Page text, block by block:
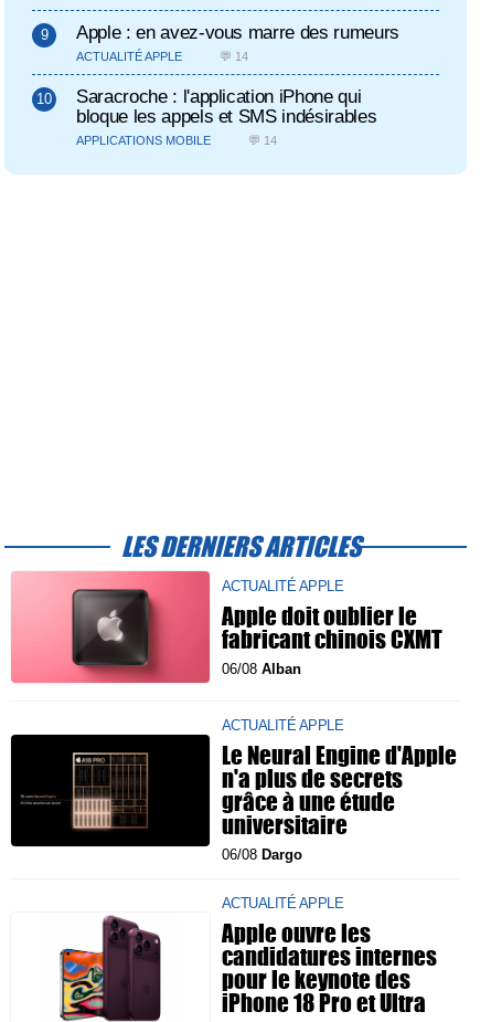
Apple : en avez-vous marre des rumeurs
ACTUALITÉ APPLE 💬 14
Saracroche : l'application iPhone qui
bloque les appels et SMS indésirables
APPLICATIONS MOBILE 💬 14
LES DERNIERS ARTICLES
ACTUALITÉ APPLE
Apple doit oublier le
fabricant chinois CXMT
06/08 Alban
ACTUALITÉ APPLE
Le Neural Engine d'Apple
n'a plus de secrets
grâce à une étude
universitaire
06/08 Dargo
ACTUALITÉ APPLE
Apple ouvre les
candidatures internes
pour le keynote des
iPhone 18 Pro et Ultra